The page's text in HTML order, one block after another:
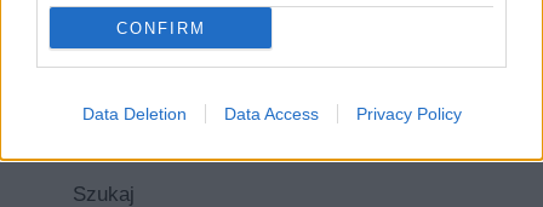
CONFIRM
Data Deletion Data Access Privacy Policy
Witryna
internetowa
Szukaj